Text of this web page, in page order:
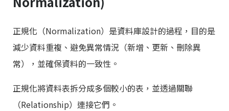
正規化（Normalization）是資料庫設計的過程，目的是
減少資料重複、避免異常情況（新增、更新、刪除異
常），並確保資料的一致性。
正規化將資料表拆分成多個較小的表，並透過關聯
（Relationship）連接它們。